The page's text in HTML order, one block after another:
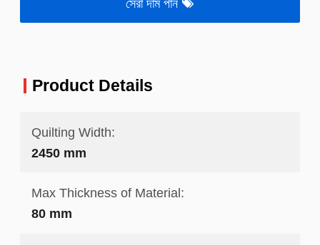
সেরা দাম পান
Product Details
Quilting Width:
2450 mm
Max Thickness of Material:
80 mm